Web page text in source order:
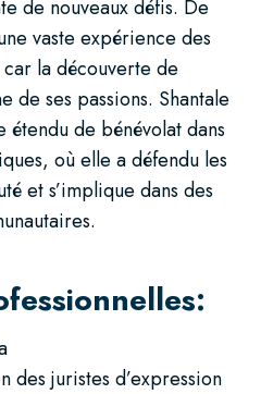
de nouveaux défis. De
vaste expérience des
la découverte de
de ses passions. Shantale
de bénévolat dans
où elle a défendu les
et s’implique dans des
des juristes d’expression